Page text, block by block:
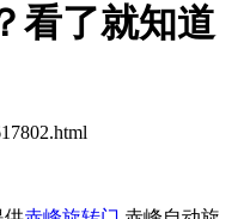
看了就知道